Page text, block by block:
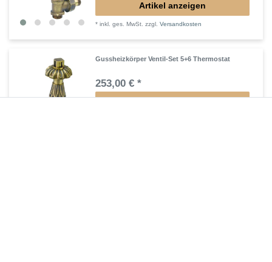
Artikel anzeigen
*inkl. ges. MwSt. zzgl.Versandkosten
Gussheizkörper Ventil-Set 5+6 Thermostat
253,00 € *